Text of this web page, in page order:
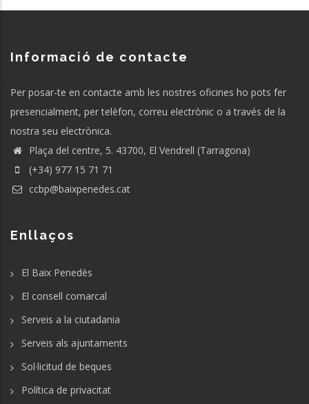
Informació de contacte
Per posar-te en contacte amb les nostres oficines ho pots fer
presencialment, per telèfon, correu electrònic o a través de la
nostra seu electrònica.
Plaça del centre, 5. 43700, El Vendrell (Tarragona)
(+34) 977 15 71 71
ccbp@baixpenedes.cat
Enllaços
El Baix Penedès
El consell comarcal
Serveis a la ciutadania
Serveis als ajuntaments
Sol·licitud de beques
Política de privacitat